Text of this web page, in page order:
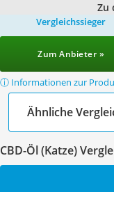
Zu
Vergleichssieger
Zum Anbieter »
ⓘ Informationen zur
Ähnliche
CBD-Öl (Katze)